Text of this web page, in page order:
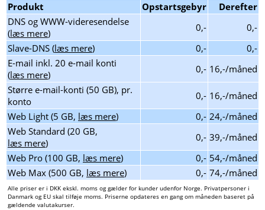
Produkt
Opstartsgebyr
Derefter
DNS og WWW-videresendelse
(læs mere) 0,-
0,-
Slave-DNS (læs mere) 0,-
0,-
E-mail inkl. 20 e-mail konti
(læs mere) 0,- 16,-/måned
Større e-mail-konti (50 GB), pr.
konto
0,- 16,-/måned
Web Light (5 GB, læs mere) 0,- 24,-/måned
Web Standard (20 GB,
læs mere) 0,- 39,-/måned
Web Pro (100 GB, læs mere) 0,- 54,-/måned
Web Max (500 GB, læs mere) 0,- 74,-/måned
Alle priser er i DKK ekskl. moms og gælder for kunder udenfor Norge. Privatpersoner i
Danmark og EU skal tilføje moms. Priserne opdateres en gang om måneden baseret på
gældende valutakurser.